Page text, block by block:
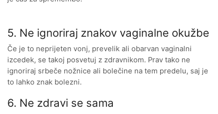
5. Ne ignoriraj znakov vaginalne okužbe
Če je to neprijeten vonj, prevelik ali obarvan vaginalni
izcedek, se takoj posvetuj z zdravnikom. Prav tako ne
ignoriraj srbeče nožnice ali bolečine na tem predelu, saj je
to lahko znak bolezni.
6. Ne zdravi se sama